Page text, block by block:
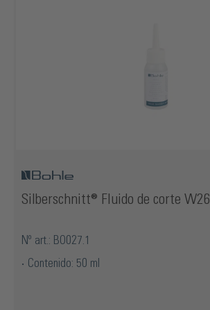
Silberschnitt® Fluido de corte W26
Nº art.: BO027.1
Contenido: 50 ml